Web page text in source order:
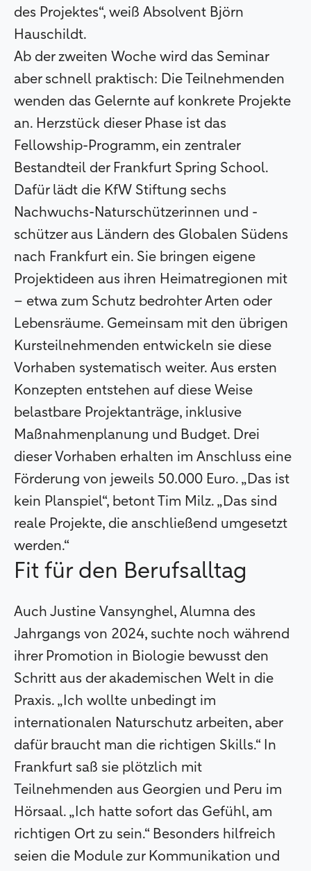
des Projektes“, weiß Absolvent Björn
Hauschildt.
Ab der zweiten Woche wird das Seminar
aber schnell praktisch: Die Teilnehmenden
wenden das Gelernte auf konkrete Projekte
an. Herzstück dieser Phase ist das
Fellowship-Programm, ein zentraler
Bestandteil der Frankfurt Spring School.
Dafür lädt die KfW Stiftung sechs
Nachwuchs-Naturschützerinnen und -
schützer aus Ländern des Globalen Südens
nach Frankfurt ein. Sie bringen eigene
Projektideen aus ihren Heimatregionen mit
– etwa zum Schutz bedrohter Arten oder
Lebensräume. Gemeinsam mit den übrigen
Kursteilnehmenden entwickeln sie diese
Vorhaben systematisch weiter. Aus ersten
Konzepten entstehen auf diese Weise
belastbare Projektanträge, inklusive
Maßnahmenplanung und Budget. Drei
dieser Vorhaben erhalten im Anschluss eine
Förderung von jeweils 50.000 Euro. „Das ist
kein Planspiel“, betont Tim Milz. „Das sind
reale Projekte, die anschließend umgesetzt
werden.“
Fit für den Berufsalltag
Auch Justine Vansynghel, Alumna des
Jahrgangs von 2024, suchte noch während
ihrer Promotion in Biologie bewusst den
Schritt aus der akademischen Welt in die
Praxis. „Ich wollte unbedingt im
internationalen Naturschutz arbeiten, aber
dafür braucht man die richtigen Skills.“ In
Frankfurt saß sie plötzlich mit
Teilnehmenden aus Georgien und Peru im
Hörsaal. „Ich hatte sofort das Gefühl, am
richtigen Ort zu sein.“ Besonders hilfreich
seien die Module zur Kommunikation und